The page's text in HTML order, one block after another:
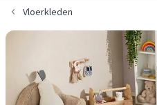
Vloerkleden